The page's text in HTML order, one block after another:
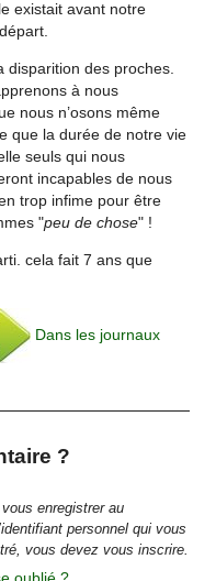
existait avant notre
disparition des proches.
à nous
nous n’osons même
que la durée de notre vie
seuls qui nous
incapables de nous
trop infime pour être
"peu de chose" !
cela fait 7 ans que
Dans les journaux
?
enregistrer au
personnel qui vous
vous devez vous inscrire.